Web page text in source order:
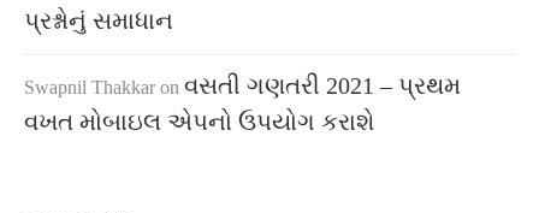
પ્રશ્નોનું સમાધાન
Swapnil Thakkar on વસતી ગણતરી 2021 – પ્રથમ
વખત મોબાઇલ એપનો ઉપયોગ કરાશે